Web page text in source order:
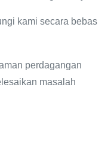
kami secara bebas
perdagangan
masalah